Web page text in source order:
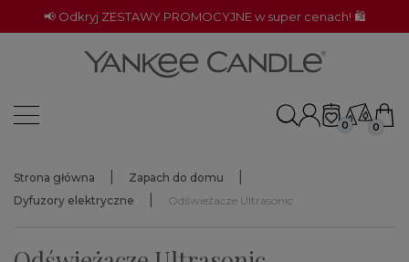
📢 Odkryj ZESTAWY PROMOCYJNE w super cenach! 🛍️
0 0
Strona główna
Zapach do domu
Dyfuzory elektryczne
Odświeżacze Ultrasonic